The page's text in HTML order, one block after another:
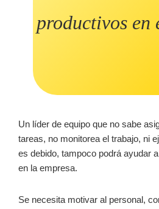
productivos en
Un líder de equipo que no sabe
tareas, no monitorea el trabajo, ni
es debido, tampoco podrá ayudar
en la empresa.
Se necesita motivar al personal,